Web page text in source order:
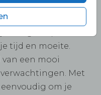
Door gebruik te
bestellen van
tijd en moeite.
een mooi
Met
om je